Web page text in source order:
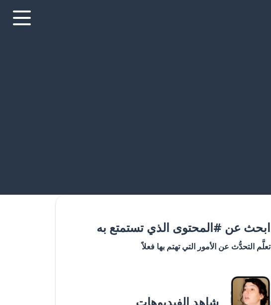
ابحث عن #المحتوى الذي تستمتع به
تعلَّم التحدُّث عن الأمور التي تهتم بها فعلاً